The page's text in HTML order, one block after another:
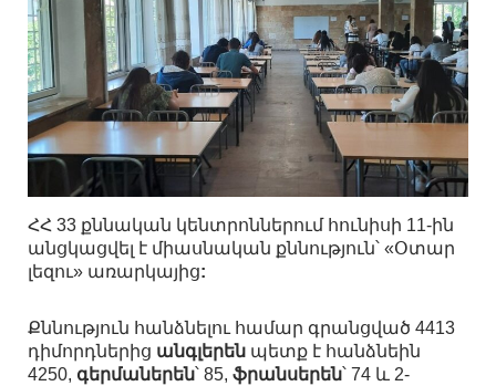
ՀՀ 33 քննական կենտրոններում հունիսի 11-ին
անցկացվել է միասնական քննություն՝ «Օտար
լեզու» առարկայից:
Քննություն հանձնելու համար գրանցված 4413
դիմորդներից անգլերեն պետք է հանձնեին
4250, գերմաներեն՝ 85, ֆրանսերեն՝ 74 և 2-